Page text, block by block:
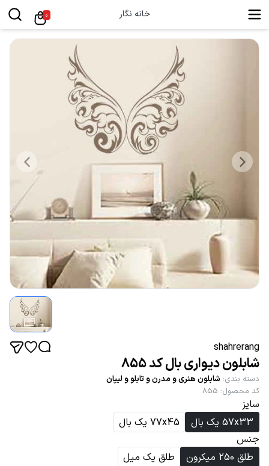
خانه نگار 0
shahrerang
شابلون دیواری بال کد 855
دسته بندی: شابلون هنری و مدرن و تابلو و لیپان
کد محصول:
855
سایز
57x33 یک بال
77x45 یک بال
جنس
طلق 250 میکرون
طلق یک میل